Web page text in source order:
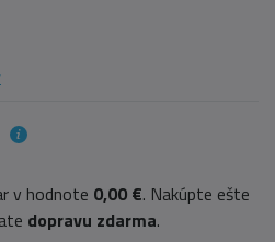
v hodnote 0,00 €. Nakúpte ešte
dopravu zdarma.